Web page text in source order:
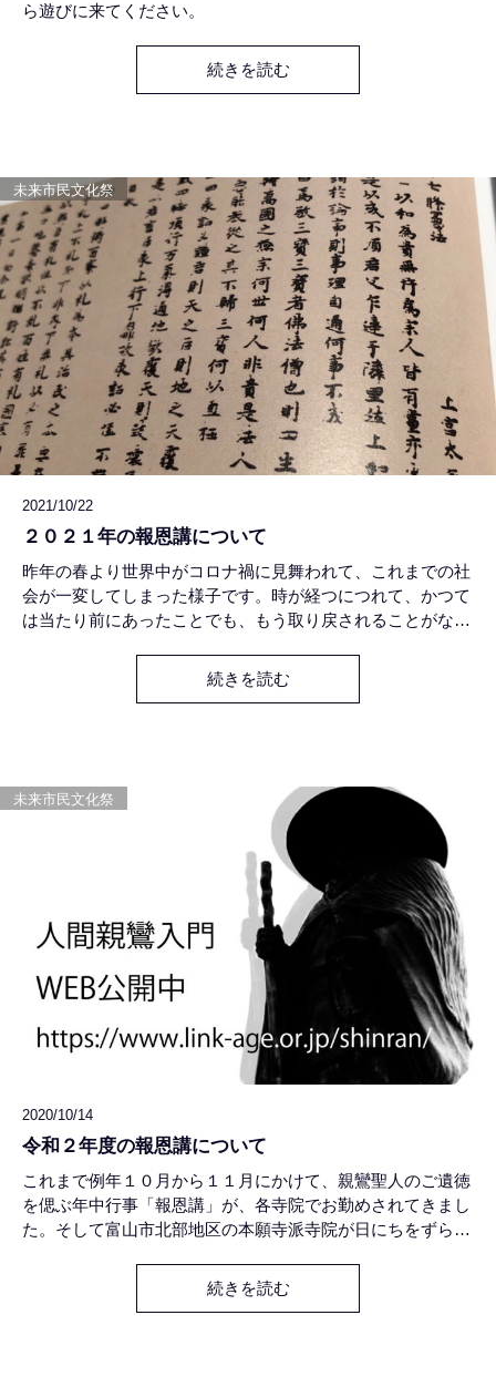
ら遊びに来てください。
続きを読む
未来市民文化祭
2021/10/22
２０２１年の報恩講について
昨年の春より世界中がコロナ禍に見舞われて、これまでの社
会が一変してしまった様子です。時が経つにつれて、かつて
は当たり前にあったことでも、もう取り戻されることがなく
教では「諸行無常」が説かれます。すべてのものごとは移り
変わっていくのですから、これまでの通念が変化していくの
続きを読む
未来市民文化祭
2020/10/14
令和２年度の報恩講について
これまで例年１０月から１１月にかけて、親鸞聖人のご遺徳
を偲ぶ年中行事「報恩講」が、各寺院でお勤めされてきまし
た。そして富山市北部地区の本願寺派寺院が日にちをずらし
のが、これまでの通例でした。しかしながら今年は新型コロ
ナウイルスの感染拡大の予防措置がとられて、各寺院の判断
続きを読む